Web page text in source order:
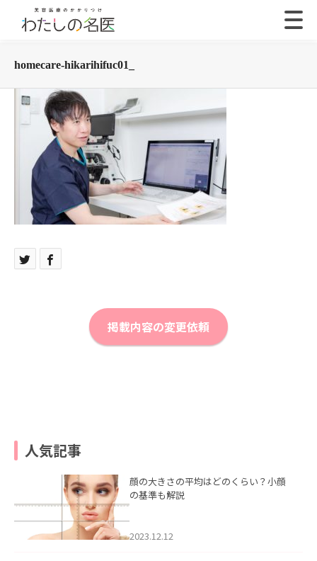
homecare-hikarihifuc01_
掲載内容の変更依頼
人気記事
顔の大きさの平均はどのくらい？小顔
の基準も解説
2023.12.12